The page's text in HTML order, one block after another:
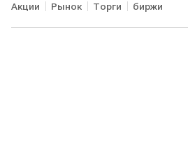
Акции Рынок Торги биржи
Лондонская биржа